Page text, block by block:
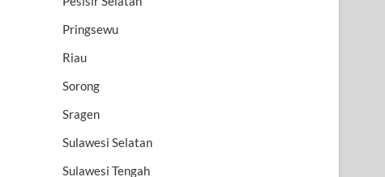
Pringsewu
Riau
Sorong
Sragen
Sulawesi Selatan
Sulawesi Tengah